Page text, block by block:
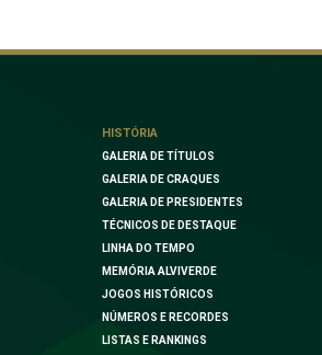
HISTÓRIA
GALERIA DE TÍTULOS
GALERIA DE CRAQUES
GALERIA DE PRESIDENTES
TÉCNICOS DE DESTAQUE
LINHA DO TEMPO
MEMÓRIA ALVIVERDE
JOGOS HISTÓRICOS
NÚMEROS E RECORDES
LISTAS E RANKINGS